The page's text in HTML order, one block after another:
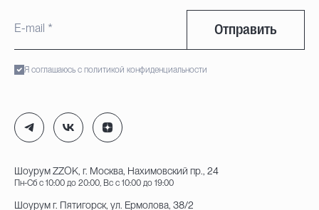
Отправить
Я соглашаюсь с политикой конфиденциальности
Шоурум ZZOK, г. Москва, Нахимовский пр., 24
Пн-Сб с 10:00 до 20:00, Вс с 10:00 до 19:00
Шоурум г. Пятигорск, ул. Ермолова, 38/2